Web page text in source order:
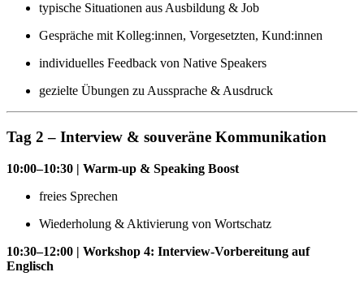
typische Situationen aus Ausbildung & Job
Gespräche mit Kolleg:innen, Vorgesetzten, Kund:innen
individuelles Feedback von Native Speakers
gezielte Übungen zu Aussprache & Ausdruck
Tag 2 – Interview & souveräne Kommunikation
10:00–10:30 | Warm-up & Speaking Boost
freies Sprechen
Wiederholung & Aktivierung von Wortschatz
10:30–12:00 | Workshop 4: Interview-Vorbereitung auf
Englisch